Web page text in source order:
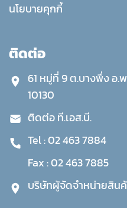
นโยบายคุกกี้
ติดต่อ
61 หมู่ที่ 9 ต.บางพึ่ง อ.
10130
ติดต่อ ที.เอส.บี.
Tel :02 463 7884
Fax :02 463 7885
บริษัทผู้จัดจำหน่ายสินค้